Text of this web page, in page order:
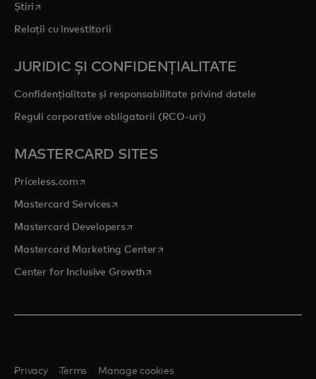
Știri opens in a new tab
Relații cu investitorii
JURIDIC ȘI CONFIDENȚIALITATE
Confidențialitate și responsabilitate privind datele
Reguli corporative obligatorii (RCO-uri)
MASTERCARD SITES
Priceless.com opens in a new tab
Mastercard Servicesopens in a new tab
Mastercard Developersopens in a new tab
Mastercard Marketing Centeropens in a new tab
Center for Inclusive Growthopens in a new tab
Privacy Terms Manage cookies